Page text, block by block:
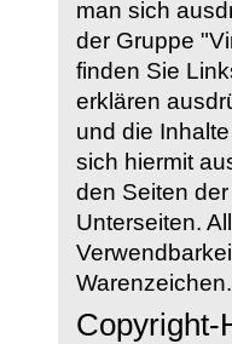
man sich
der Gruppe
finden Sie
erklären
und die
sich hiermit
den Seiten
Unterseiten.
Warenzeichen.
Copyright-